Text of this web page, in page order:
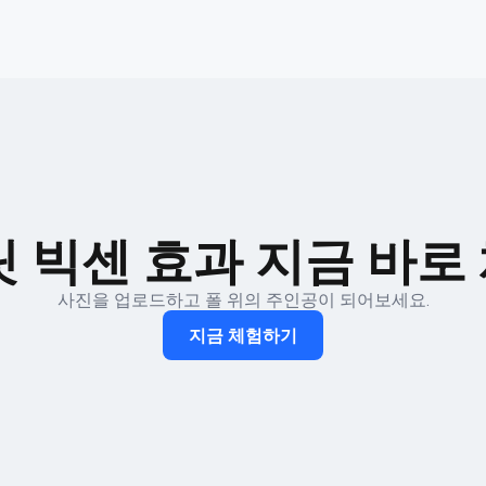
빅센 효과 지금 바로
사진을 업로드하고 폴 위의 주인공이 되어보세요.
지금 체험하기